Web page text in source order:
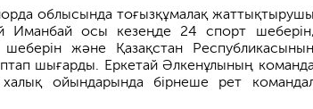
облысында тоғызқұмалақ
Иманбай осы кезеңде 24 спорт
шеберін және Қазақстан
шығарды. Еркетай Әлкенұлының
ойындарында бірнеше рет